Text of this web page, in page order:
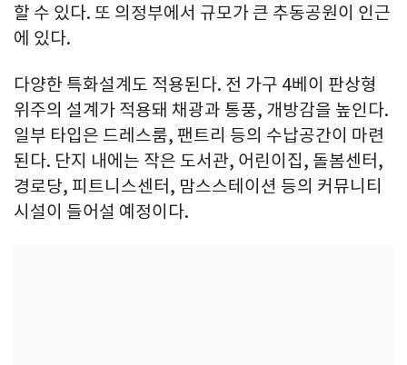
할 수 있다. 또 의정부에서 규모가 큰 추동공원이 인근
에 있다.
다양한 특화설계도 적용된다. 전 가구 4베이 판상형
위주의 설계가 적용돼 채광과 통풍, 개방감을 높인다.
일부 타입은 드레스룸, 팬트리 등의 수납공간이 마련
된다. 단지 내에는 작은 도서관, 어린이집, 돌봄센터,
경로당, 피트니스센터, 맘스스테이션 등의 커뮤니티
시설이 들어설 예정이다.